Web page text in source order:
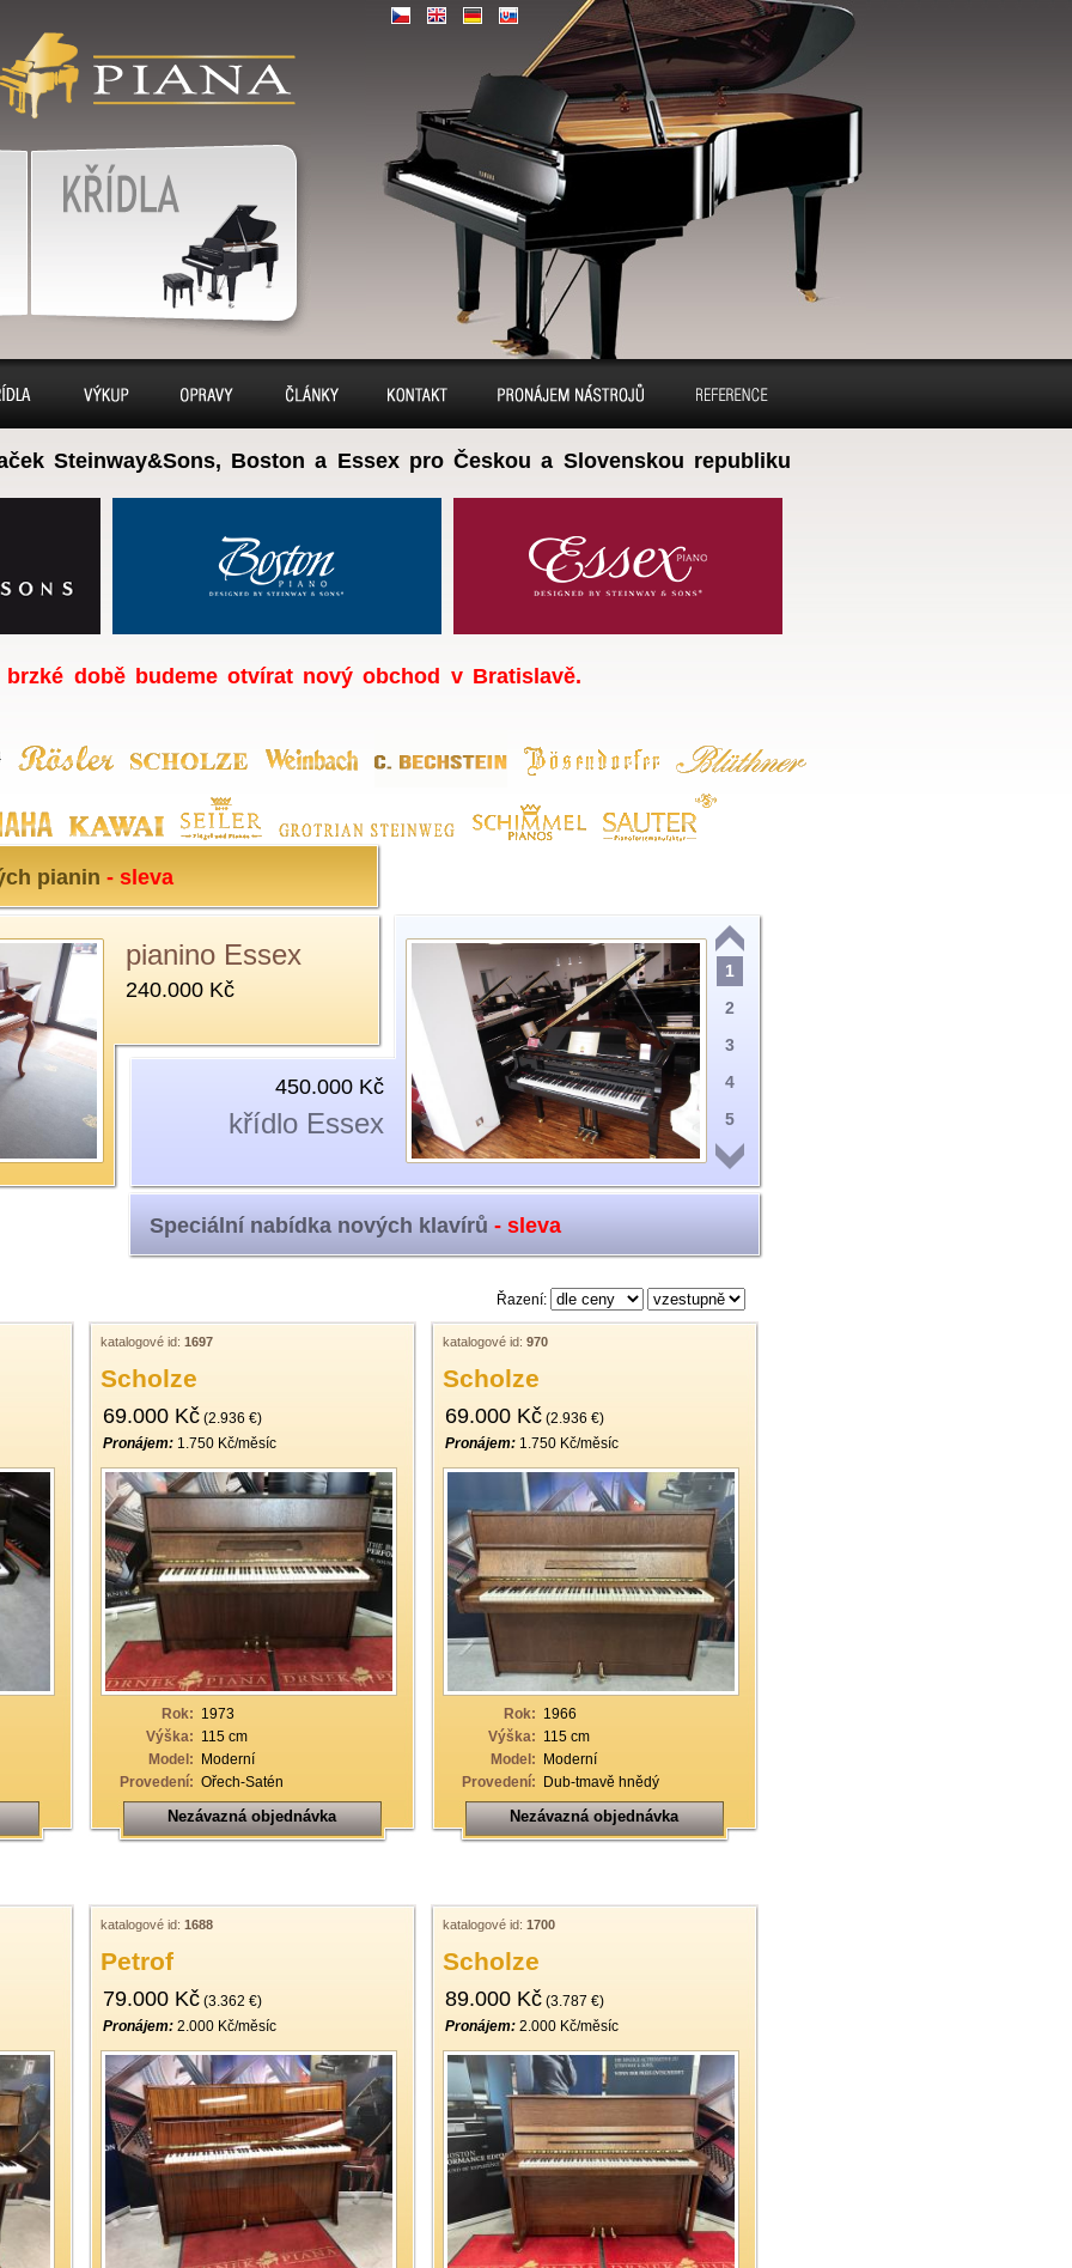
piána,
– piano prodej,
servis
Steinway&Sons, Boston a Essex pro Českou a Slovenskou republiku
brzké době budeme otvírat nový obchod v Bratislavě.
CZ
| EN
| DE
| SK
pianin - sleva
pianino Essex
240.000 Kč
pianino Essex
240.000 Kč
450.000 Kč
křídlo Essex
1
2
3
4
5
6
7
10
15
16
18
19
Speciální nabídka nových klavírů - sleva
Řazení:
katalogové id: 1697
Scholze
69.000 Kč(2.936 €)
Pronájem:1.750 Kč/měsíc
Rok: 1973
Výška: 115 cm
Model: Moderní
Provedení: Ořech-Satén
Nezávazná objednávka
katalogové id: 970
Scholze
69.000 Kč(2.936 €)
Pronájem:1.750 Kč/měsíc
Rok: 1966
Výška: 115 cm
Model: Moderní
Provedení: Dub-tmavě hnědý
Nezávazná objednávka
katalogové id: 1688
Petrof
79.000 Kč(3.362 €)
Pronájem:2.000 Kč/měsíc
katalogové id: 1700
Scholze
89.000 Kč(3.787 €)
Pronájem:2.000 Kč/měsíc
Výkup Opravy Sídlo Kontakt Pronájem pianin a
klavírů
Reference